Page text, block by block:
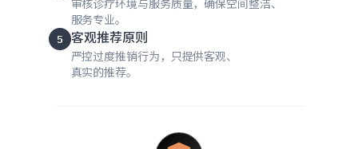
审核诊疗环境与服务质量，确保空间整洁、
服务专业。
5 客观推荐原则
严控过度推销行为，只提供客观、
真实的推荐。